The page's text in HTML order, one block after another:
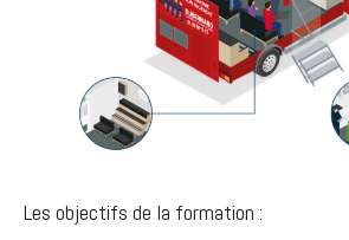
Les objectifs de la formation :